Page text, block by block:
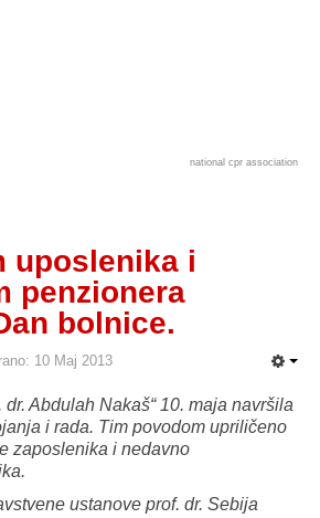
national cpr association
uposlenika i
penzionera
bolnice.
10 Maj 2013
dr. Abdulah Nakaš“ 10. maja navršila
i rada. Tim povodom upriličeno
zaposlenika i nedavno
ustanove prof. dr. Sebija